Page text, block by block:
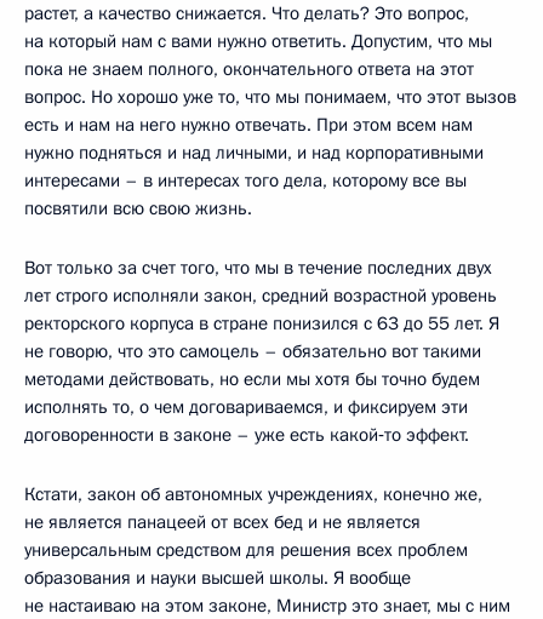
растет, а качество снижается. Что делать? Это вопрос,
на который нам с вами нужно ответить. Допустим, что мы
пока не знаем полного, окончательного ответа на этот
вопрос. Но хорошо уже то, что мы понимаем, что этот вызов
есть и нам на него нужно отвечать. При этом всем нам
нужно подняться и над личными, и над корпоративными
интересами – в интересах того дела, которому все вы
посвятили всю свою жизнь.
Вот только за счет того, что мы в течение последних двух
лет строго исполняли закон, средний возрастной уровень
ректорского корпуса в стране понизился с 63 до 55 лет. Я
не говорю, что это самоцель – обязательно вот такими
методами действовать, но если мы хотя бы точно будем
исполнять то, о чем договариваемся, и фиксируем эти
договоренности в законе – уже есть какой‑то эффект.
Кстати, закон об автономных учреждениях, конечно же,
не является панацеей от всех бед и не является
универсальным средством для решения всех проблем
образования и науки высшей школы. Я вообще
не настаиваю на этом законе, Министр это знает, мы с ним